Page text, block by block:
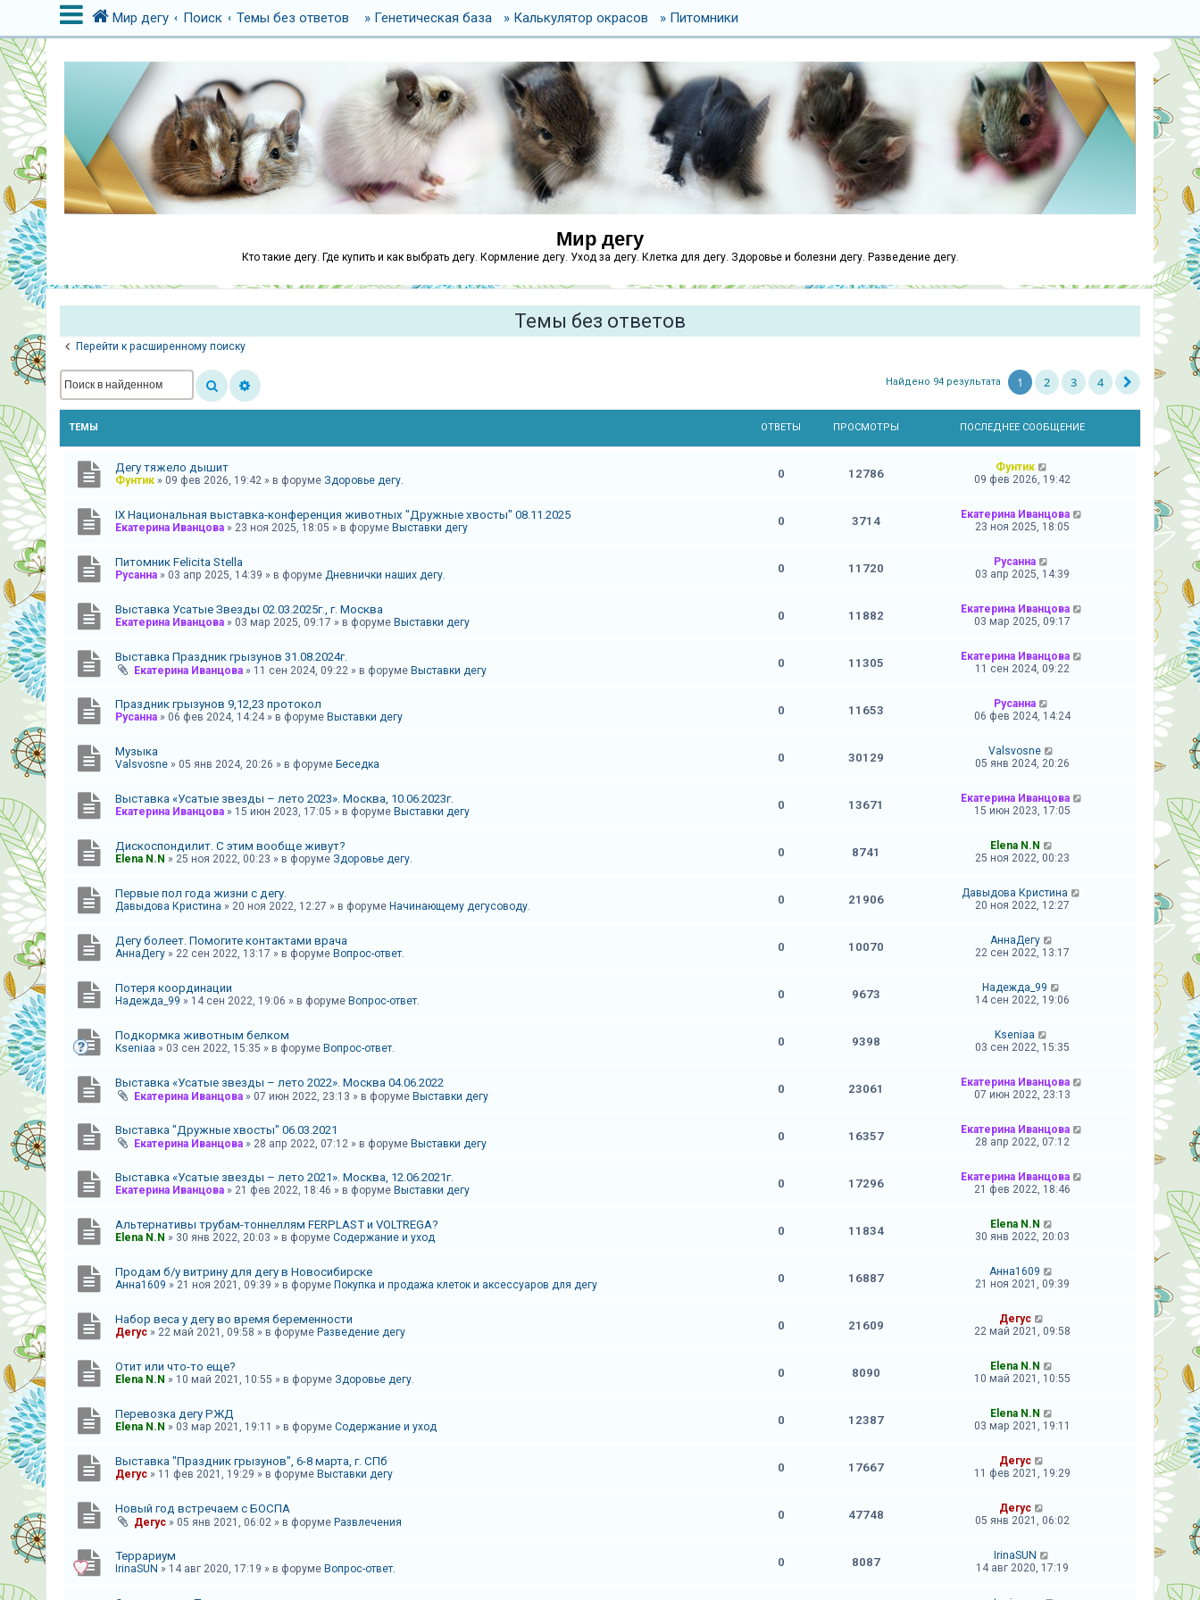
В
х
о
д
Р
е
г
и
с
р
а
ц
и
я
Т
е
м
ы
б
е
з
о
т
в
т
о
в
А
к
т
и
в
н
ы
е
т
е
м
ы
П
о
и
с
к
F
A
Q
Мир дегу Поиск Темы без ответов » Генетическая база » Калькулятор окрасов » Питомники
Мир дегу
Кто такие дегу. Где купить и как выбрать дегу. Кормление дегу. Уход за дегу. Клетка для дегу. Здоровье и болезни дегу. Разведение дегу.
Темы без ответов
Перейти к расширенному поиску
Найдено 94 результата 1 2 3 4
ТЕМЫ ОТВЕТЫ ПРОСМОТРЫ ПОСЛЕДНЕЕ СООБЩЕНИЕ
Дегу тяжело дышит
Фунтик »09 фев 2026, 19:42 » в форуме Здоровье дегу. 0 12786
Фунтик
09 фев 2026, 19:42
IX Национальная выставка-конференция животных "Дружные хвосты" 08.11.2025
Екатерина Иванцова » 23 ноя 2025, 18:05 » в форуме Выставки дегу 0 3714
Екатерина Иванцова
23 ноя 2025, 18:05
Питомник Felicita Stella
Русанна »03 апр 2025, 14:39 » в форумеДневнички наших дегу. 0 11720
Русанна
03 апр 2025, 14:39
Выставка Усатые Звезды 02.03.2025г., г. Москва
Екатерина Иванцова »03 мар 2025, 09:17 » в форуме Выставки дегу 0 11882
Екатерина Иванцова
03 мар 2025, 09:17
Выставка Праздник грызунов 31.08.2024г.
Екатерина Иванцова » 11 сен 2024, 09:22 » в форуме Выставки дегу
0 11305
Екатерина Иванцова
11 сен 2024, 09:22
Праздник грызунов 9,12,23 протокол
Русанна »06 фев 2024, 14:24» в форуме Выставки дегу 0 11653
Русанна
06 фев 2024, 14:24
Музыка
Valsvosne »05 янв 2024, 20:26 » в форуме Беседка 0 30129
Valsvosne
05 янв 2024, 20:26
Выставка «Усатые звезды – лето 2023». Москва, 10.06.2023г.
Екатерина Иванцова » 15 июн 2023, 17:05 » в форуме Выставки дегу 0 13671
Екатерина Иванцова
15 июн 2023, 17:05
Дискоспондилит. С этим вообще живут?
Elena N.N » 25 ноя 2022, 00:23 » в форуме Здоровье дегу. 0 8741
Elena N.N
25 ноя 2022, 00:23
Первые пол года жизни с дегу.
Давыдова Кристина » 20 ноя 2022, 12:27 » в форуме Начинающему дегусоводу. 0 21906
Давыдова Кристина
20 ноя 2022, 12:27
Дегу болеет. Помогите контактами врача
АннаДегу » 22 сен 2022, 13:17 » в форуме Вопрос-ответ. 0 10070
АннаДегу
22 сен 2022, 13:17
Потеря координации
Надежда_99 » 14 сен 2022, 19:06 » в форуме Вопрос-ответ. 0 9673
Надежда_99
14 сен 2022, 19:06
Подкормка животным белком
Kseniaa »03 сен 2022, 15:35 » в форуме Вопрос-ответ. 0 9398
Kseniaa
03 сен 2022, 15:35
Выставка «Усатые звезды – лето 2022». Москва 04.06.2022
Екатерина Иванцова »07 июн 2022, 23:13 » в форуме Выставки дегу
0 23061
Екатерина Иванцова
07 июн 2022, 23:13
Выставка "Дружные хвосты" 06.03.2021
Екатерина Иванцова » 28 апр 2022, 07:12 » в форуме Выставки дегу
0 16357
Екатерина Иванцова
28 апр 2022, 07:12
Выставка «Усатые звезды – лето 2021». Москва, 12.06.2021г.
Екатерина Иванцова » 21 фев 2022, 18:46 » в форуме Выставки дегу 0 17296
Екатерина Иванцова
21 фев 2022, 18:46
Альтернативы трубам-тоннеллям FERPLAST и VOLTREGA?
Elena N.N » 30 янв 2022, 20:03 » в форумеСодержание и уход 0 11834
Elena N.N
30 янв 2022, 20:03
Продам б/у витрину для дегу в Новосибирске
Анна1609 » 21 ноя 2021, 09:39 » в форуме Покупка и продажа клеток и аксессуаров для дегу 0 16887
Анна1609
21 ноя 2021, 09:39
Набор веса у дегу во время беременности
Дегус » 22 май 2021, 09:58 » в форуме Разведение дегу 0 21609
Дегус
22 май 2021, 09:58
Отит или что-то еще?
Elena N.N » 10 май 2021, 10:55 » в форуме Здоровье дегу. 0 8090
Elena N.N
10 май 2021, 10:55
Перевозка дегу РЖД
Elena N.N »03 мар 2021, 19:11 » в форумеСодержание и уход 0 12387
Elena N.N
03 мар 2021, 19:11
Выставка "Праздник грызунов", 6-8 марта, г. СПб
Дегус » 11 фев 2021, 19:29 » в форуме Выставки дегу 0 17667
Дегус
11 фев 2021, 19:29
Новый год встречаем с БОСПА
Дегус »05 янв 2021, 06:02 » в форуме Развлечения
0 47748
Дегус
05 янв 2021, 06:02
Террариум
IrinaSUN » 14 авг 2020, 17:19 » в форуме Вопрос-ответ. 0 8087
IrinaSUN
14 авг 2020, 17:19